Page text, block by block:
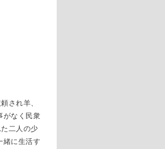
され羊、
がなく民衆
二人の少
緒に生活す